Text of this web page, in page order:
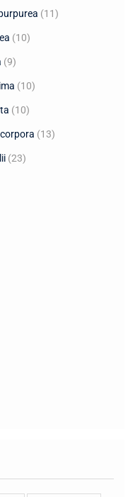
(11)
(10)
(9)
(10)
(10)
(13)
(23)